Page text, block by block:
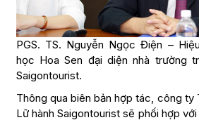
PGS. TS. Nguyễn Ngọc Điện –
học Hoa Sen đại diện nhà trường
Saigontourist.
Thông qua biên bản hợp tác, công
Lữ hành Saigontourist sẽ phối hợp